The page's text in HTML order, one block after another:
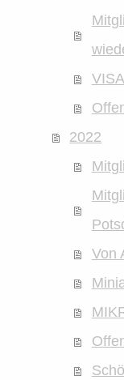
2022
Von